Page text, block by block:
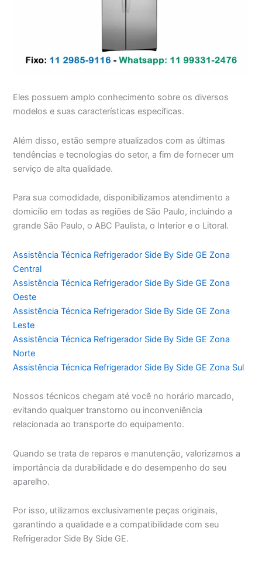
Eles possuem amplo conhecimento sobre os diversos
modelos e suas características específicas.
Além disso, estão sempre atualizados com as últimas
tendências e tecnologias do setor, a fim de fornecer um
serviço de alta qualidade.
Para sua comodidade, disponibilizamos atendimento a
domicílio em todas as regiões de São Paulo, incluindo a
grande São Paulo, o ABC Paulista, o Interior e o Litoral.
Assistência Técnica Refrigerador Side By Side GE Zona
Central
Assistência Técnica Refrigerador Side By Side GE Zona
Oeste
Assistência Técnica Refrigerador Side By Side GE Zona
Leste
Assistência Técnica Refrigerador Side By Side GE Zona
Norte
Assistência Técnica Refrigerador Side By Side GE Zona Sul
Nossos técnicos chegam até você no horário marcado,
evitando qualquer transtorno ou inconveniência
relacionada ao transporte do equipamento.
Quando se trata de reparos e manutenção, valorizamos a
importância da durabilidade e do desempenho do seu
aparelho.
Por isso, utilizamos exclusivamente peças originais,
garantindo a qualidade e a compatibilidade com seu
Refrigerador Side By Side GE.